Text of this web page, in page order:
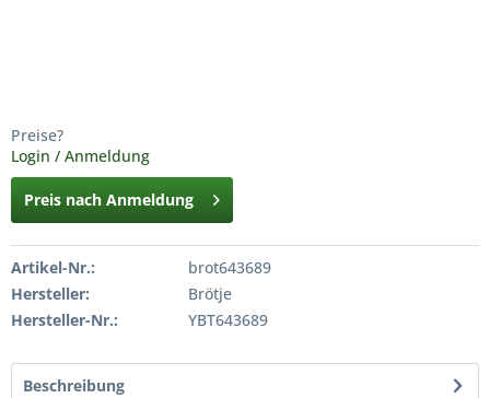
Preise?
Login / Anmeldung
Preis nach Anmeldung
Artikel-Nr.:
brot643689
Hersteller:
Brötje
Hersteller-Nr.:
YBT643689
Beschreibung